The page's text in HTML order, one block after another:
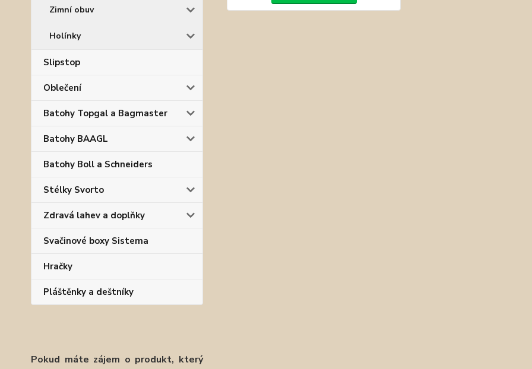
Zimní obuv
Holínky
Slipstop
Oblečení
Batohy Topgal a Bagmaster
Batohy BAAGL
Batohy Boll a Schneiders
Stélky Svorto
Zdravá lahev a doplňky
Svačinové boxy Sistema
Hračky
Pláštěnky a deštníky
Pokud máte zájem o produkt, který